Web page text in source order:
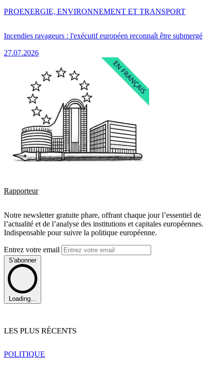
Incendies ravageurs : l'exécutif européen reconnaît être submergé
27.07.2026
PROENERGIE, ENVIRONNEMENT ET TRANSPORT
Rapporteur
Notre newsletter gratuite phare, offrant chaque jour l’essentiel de
l’actualité et de l’analyse des institutions et capitales européennes.
Indispensable pour suivre la politique européenne.
Entrez votre email
S'abonner
Loading...
LES PLUS RÉCENTS
POLITIQUE